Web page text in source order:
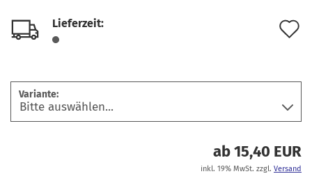
Lieferzeit:
Variante:
ab 15,40 EUR
inkl. 19% MwSt. zzgl. Versand